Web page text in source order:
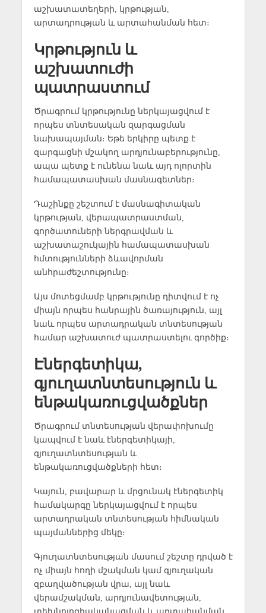
աշխատատեղերի, կրթության,
արտադրության և արտահանման հետ։
Կրթություն և
աշխատուժի
պատրաստում
Ծրագրում կրթությունը ներկայացվում է
որպես տնտեսական զարգացման
նախապայման։ Եթե երկիրը պետք է
զարգացնի մշակող արդյունաբերությունը,
ապա պետք է ունենա նաև այդ ոլորտին
համապատասխան մասնագետներ։
Դաշինքը շեշտում է մասնագիտական
կրթության, վերապատրաստման,
գործատուների ներգրավման և
աշխատաշուկային համապատասխան
հմտությունների ձևավորման
անհրաժեշտությունը։
Այս մոտեցմամբ կրթությունը դիտվում է ոչ
միայն որպես հանրային ծառայություն, այլ
նաև որպես արտադրական տնտեսության
համար աշխատուժ պատրաստելու գործիք։
Էներգետիկա,
գյուղատնտեսություն և
ենթակառուցվածքներ
Ծրագրում տնտեսության վերափոխումը
կապվում է նաև էներգետիկայի,
գյուղատնտեսության և
ենթակառուցվածքների հետ։
Կայուն, բավարար և մրցունակ էներգետիկ
համակարգը ներկայացվում է որպես
արտադրական տնտեսության հիմնական
պայմաններից մեկը։
Գյուղատնտեսության մասում շեշտը դրված է
ոչ միայն հողի մշակման կամ գյուղական
զբաղվածության վրա, այլ նաև
վերամշակման, արդյունավետության,